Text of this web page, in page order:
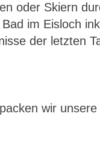
oder Skiern
im Eisloch
der letzten
wir